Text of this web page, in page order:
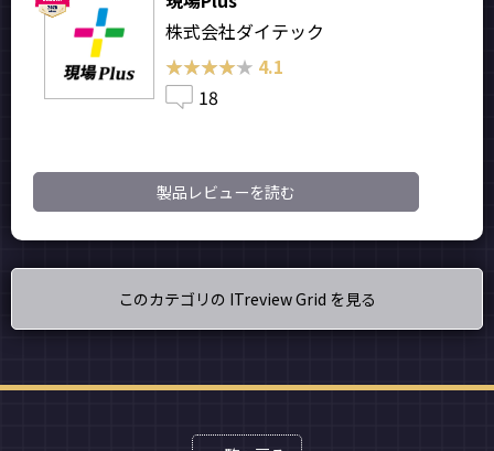
株式会社ダイテック
★★★★★
★★★★★ 4.1
18
製品レビューを読む
このカテゴリの ITreview Grid を見る